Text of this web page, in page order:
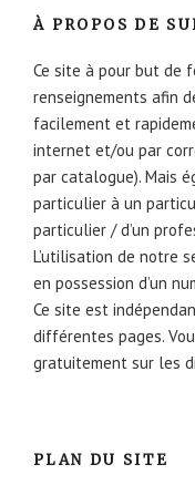
À PROPOS DE
Ce site à pour but de
renseignements afin
facilement et
internet et/ou par
par catalogue). Mais
particulier à un
particulier / d’un
L’utilisation de notre
en possession d’un
Ce site est
différentes pages.
gratuitement sur les
PLAN DU SITE